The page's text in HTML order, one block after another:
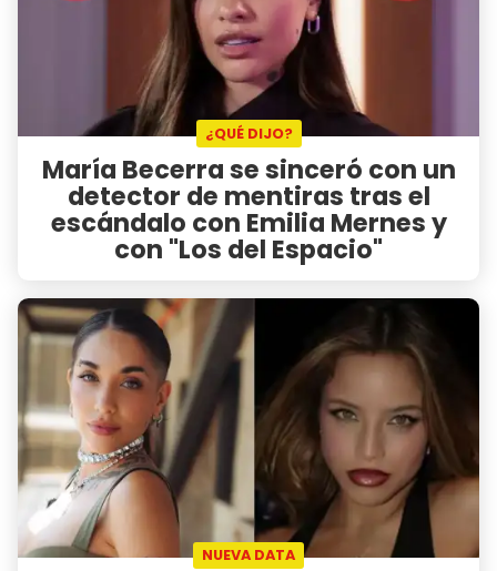
¿QUÉ DIJO?
María Becerra se sinceró con un
detector de mentiras tras el
escándalo con Emilia Mernes y
con "Los del Espacio"
NUEVA DATA